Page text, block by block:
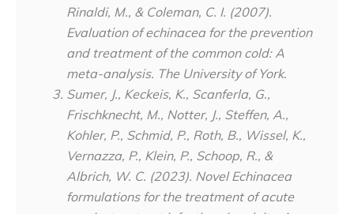
Rinaldi, M., & Coleman, C. I. (2007).
Evaluation of echinacea for the prevention
and treatment of the common cold: A
meta-analysis. The University of York.
Sumer, J., Keckeis, K., Scanferla, G.,
Frischknecht, M., Notter, J., Steffen, A.,
Kohler, P., Schmid, P., Roth, B., Wissel, K.,
Vernazza, P., Klein, P., Schoop, R., &
Albrich, W. C. (2023). Novel Echinacea
formulations for the treatment of acute